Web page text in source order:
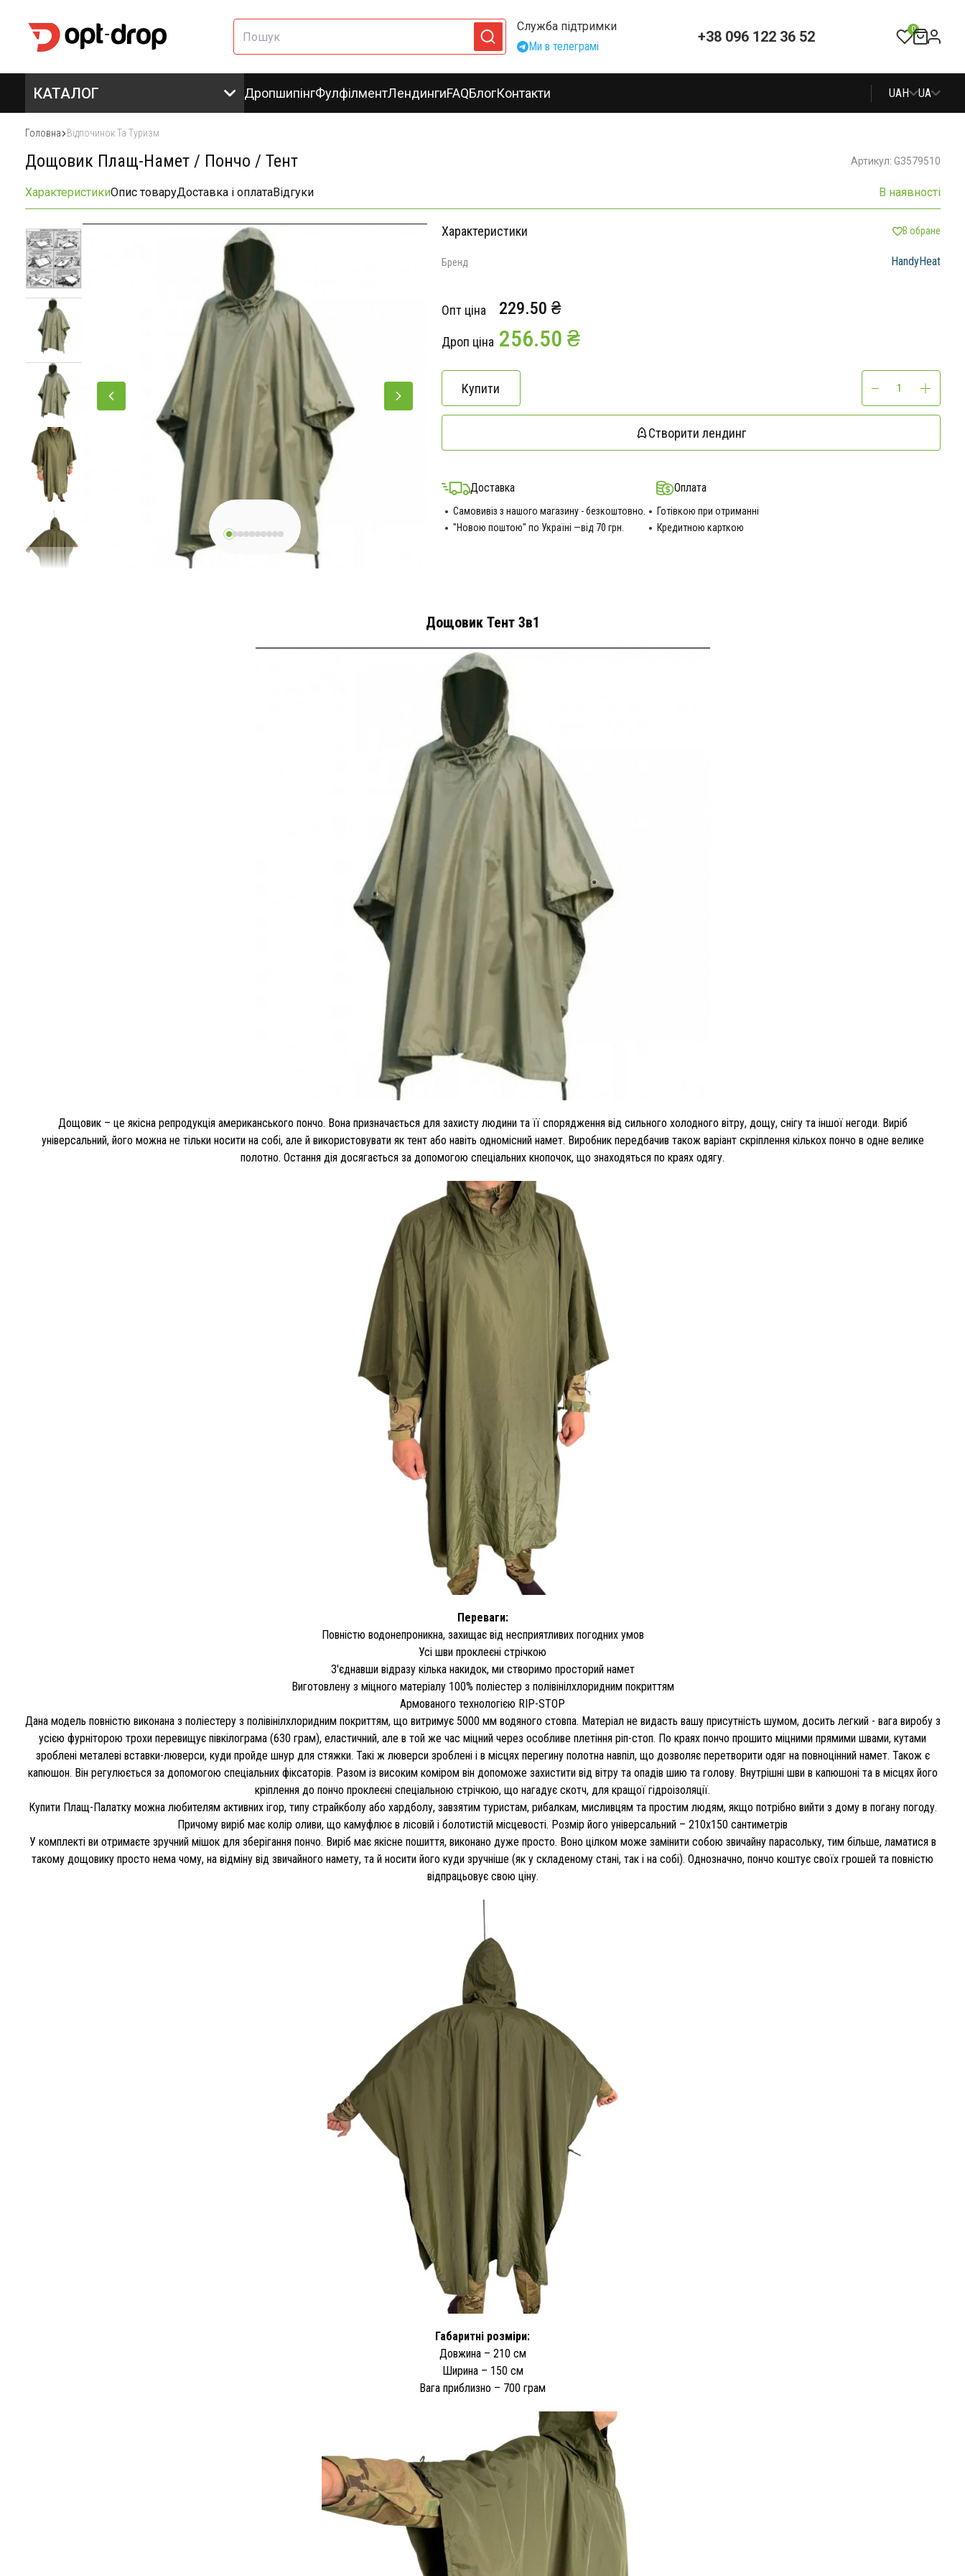
Служба підтримки
Ми в телеграмі
+38 096 122 36 52 0
КАТАЛОГ ДропшипінгФулфілментЛендингиFAQБлогКонтакти UAH UA
Головна Відпочинок Та Туризм
Дощовик Плащ-Намет / Пончо / Тент Артикул: G3579510
ХарактеристикиОпис товаруДоставка і оплатаВідгуки В наявності
Характеристики В обране
Бренд HandyHeat
Опт ціна 229.50 ₴
Дроп ціна 256.50 ₴
Купити
Створити лендинг
Доставка
Самовивіз з нашого магазину - безкоштовно.
"Новою поштою" по Україні —від 70 грн.
Оплата
Готівкою при отриманні
Кредитною карткою
Дощовик Тент 3в1
Дощовик – це якісна репродукція американського пончо. Вона призначається для захисту людини та її спорядження від сильного холодного вітру, дощу, снігу та іншої негоди. Виріб
універсальний, його можна не тільки носити на собі, але й використовувати як тент або навіть одномісний намет. Виробник передбачив також варіант скріплення кількох пончо в одне велике
полотно. Остання дія досягається за допомогою спеціальних кнопочок, що знаходяться по краях одягу.
Переваги:
Повністю водонепроникна, захищає від несприятливих погодних умов
Усі шви проклеєні стрічкою
З'єднавши відразу кілька накидок, ми створимо просторий намет
Виготовлену з міцного матеріалу 100% поліестер з полівінілхлоридним покриттям
Армованого технологією RIP-STOP
Дана модель повністю виконана з поліестеру з полівінілхлоридним покриттям, що витримує 5000 мм водяного стовпа. Матеріал не видасть вашу присутність шумом, досить легкий - вага виробу з
усією фурніторою трохи перевищує півкілограма (630 грам), еластичний, але в той же час міцний через особливе плетіння ріп-стоп. По краях пончо прошито міцними прямими швами, кутами
зроблені металеві вставки-люверси, куди пройде шнур для стяжки. Такі ж люверси зроблені і в місцях перегину полотна навпіл, що дозволяє перетворити одяг на повноцінний намет. Також є
капюшон. Він регулюється за допомогою спеціальних фіксаторів. Разом із високим коміром він допоможе захистити від вітру та опадів шию та голову. Внутрішні шви в капюшоні та в місцях його
кріплення до пончо проклеєні спеціальною стрічкою, що нагадує скотч, для кращої гідроізоляції.
Купити Плащ-Палатку можна любителям активних ігор, типу страйкболу або хардболу, завзятим туристам, рибалкам, мисливцям та простим людям, якщо потрібно вийти з дому в погану погоду.
Причому виріб має колір оливи, що камуфлює в лісовій і болотистій місцевості. Розмір його універсальний – 210х150 сантиметрів
У комплекті ви отримаєте зручний мішок для зберігання пончо. Виріб має якісне пошиття, виконано дуже просто. Воно цілком може замінити собою звичайну парасольку, тим більше, ламатися в
такому дощовику просто нема чому, на відміну від звичайного намету, та й носити його куди зручніше (як у складеному стані, так і на собі). Однозначно, пончо коштує своїх грошей та повністю
відпрацьовує свою ціну.
Габаритні розміри:
Довжина – 210 см
Ширина – 150 см
Вага приблизно – 700 грам